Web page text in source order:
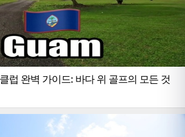
럽 완벽 가이드: 바다 위 골프의 모든 것